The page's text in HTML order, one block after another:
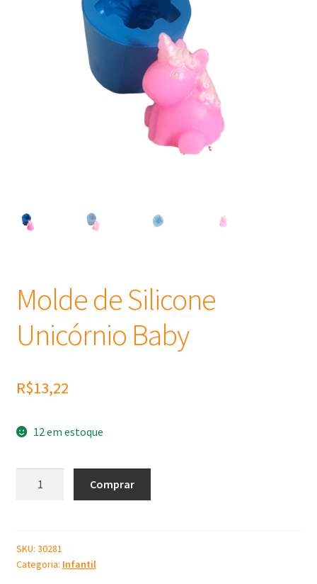
Óleos
Molde de Silicone
Unicórnio Baby
R$13,22
12 em estoque
Baby
quantidade
Comprar
SKU: 30281
Categoria: Infantil